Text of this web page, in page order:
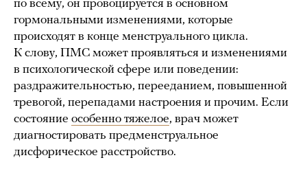
по всему, он провоцируется в основном
гормональными изменениями, которые
происходят в конце менструального цикла.
К слову, ПМС может проявляться и изменениями
в психологической сфере или поведении:
раздражительностью, перееданием, повышенной
тревогой, перепадами настроения и прочим. Если
состояние особенно тяжелое, врач может
диагностировать предменструальное
дисфорическое расстройство.